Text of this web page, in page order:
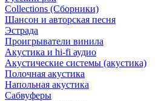
Сollections (Сборники)
Шансон и авторская песня
Эстрада
Проигрыватели винила
Акустика и hi-fi аудио
Акустические системы (акустика)
Полочная акустика
Напольная акустика
Сабвуферы